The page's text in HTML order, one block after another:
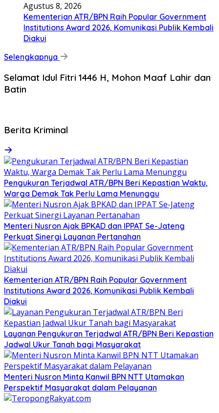
Agustus 8, 2026
Kementerian ATR/BPN Raih Popular Government
Institutions Award 2026, Komunikasi Publik Kembali
Diakui
Selengkapnya
Selamat Idul Fitri 1446 H, Mohon Maaf Lahir dan
Batin
Berita Kriminal
Pengukuran Terjadwal ATR/BPN Beri Kepastian Waktu,
Warga Demak Tak Perlu Lama Menunggu
Menteri Nusron Ajak BPKAD dan IPPAT Se-Jateng
Perkuat Sinergi Layanan Pertanahan
Kementerian ATR/BPN Raih Popular Government
Institutions Award 2026, Komunikasi Publik Kembali
Diakui
Layanan Pengukuran Terjadwal ATR/BPN Beri Kepastian
Jadwal Ukur Tanah bagi Masyarakat
Menteri Nusron Minta Kanwil BPN NTT Utamakan
Perspektif Masyarakat dalam Pelayanan